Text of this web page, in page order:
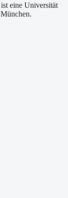
eine Universität
.